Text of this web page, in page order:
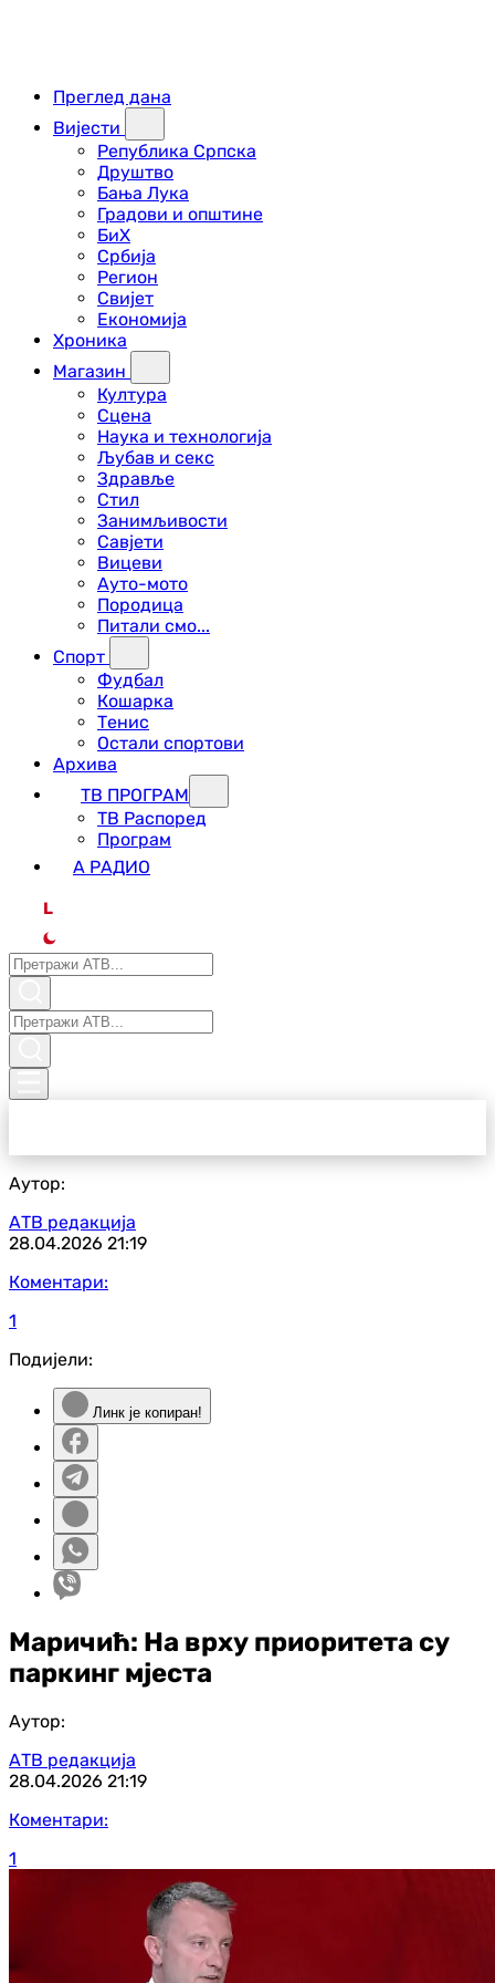
Преглед дана
Вијести
Република Српска
Друштво
Бања Лука
Градови и општине
БиХ
Србија
Регион
Свијет
Економија
Хроника
Магазин
Култура
Сцена
Наука и технологија
Љубав и секс
Здравље
Стил
Занимљивости
Савјети
Вицеви
Ауто-мото
Породица
Питали смо...
Спорт
Фудбал
Кошарка
Тенис
Остали спортови
Архива
ТВ ПРОГРАМ
ТВ Распоред
Програм
А РАДИО
L
Аутор:
АТВ редакција
28.04.2026 21:19
Коментари:
1
Подијели:
Линк је копиран!
Маричић: На врху приоритета су
паркинг мјеста
Аутор:
АТВ редакција
28.04.2026 21:19
Коментари:
1